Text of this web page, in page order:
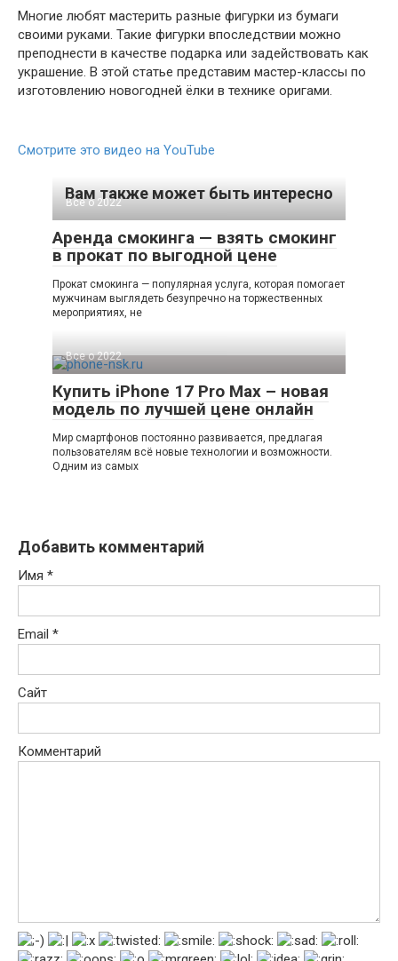
Многие любят мастерить разные фигурки из бумаги
своими руками. Такие фигурки впоследствии можно
преподнести в качестве подарка или задействовать как
украшение. В этой статье представим мастер-классы по
изготовлению новогодней ёлки в технике оригами.
Смотрите это видео на YouTube
Вам также может быть интересно
Все о 2022
Аренда смокинга — взять смокинг
в прокат по выгодной цене
Прокат смокинга — популярная услуга, которая помогает
мужчинам выглядеть безупречно на торжественных
мероприятиях, не
Все о 2022
Купить iPhone 17 Pro Max – новая
модель по лучшей цене онлайн
Мир смартфонов постоянно развивается, предлагая
пользователям всё новые технологии и возможности.
Одним из самых
Добавить комментарий
Имя *
Email *
Сайт
Комментарий